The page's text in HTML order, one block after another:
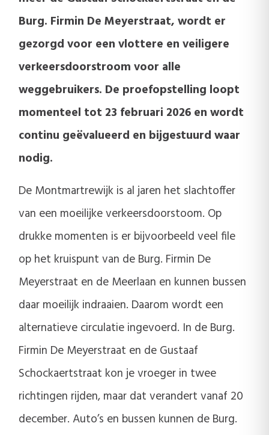
Burg. Firmin De Meyerstraat, wordt er
gezorgd voor een vlottere en veiligere
verkeersdoorstroom voor alle
weggebruikers. De proefopstelling loopt
momenteel tot 23 februari 2026 en wordt
continu geëvalueerd en bijgestuurd waar
nodig.
De Montmartrewijk is al jaren het slachtoffer
van een moeilijke verkeersdoorstoom. Op
drukke momenten is er bijvoorbeeld veel file
op het kruispunt van de Burg. Firmin De
Meyerstraat en de Meerlaan en kunnen bussen
daar moeilijk indraaien. Daarom wordt een
alternatieve circulatie ingevoerd. In de Burg.
Firmin De Meyerstraat en de Gustaaf
Schockaertstraat kon je vroeger in twee
richtingen rijden, maar dat verandert vanaf 20
december. Auto’s en bussen kunnen de Burg.